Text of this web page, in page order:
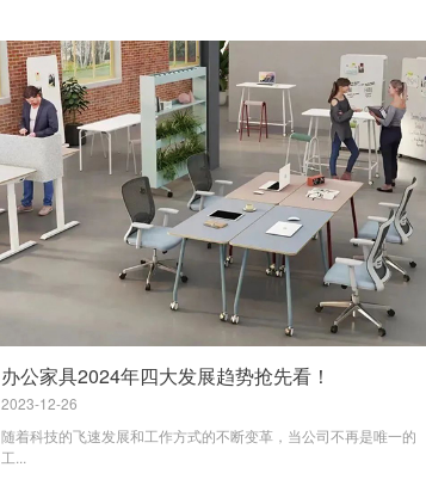
办公家具2024年四大发展趋势抢先看！
2023-12-26
随着科技的飞速发展和工作方式的不断变革，当公司不再是唯一的
工...